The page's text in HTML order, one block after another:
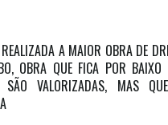
A MAIOR OBRA DE
OBRA QUE FICA POR
SÃO VALORIZADAS, MAS